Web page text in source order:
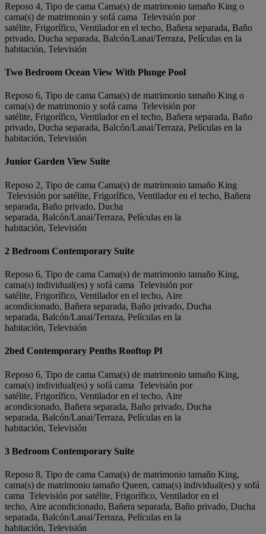
Reposo 4, Tipo de cama Cama(s) de matrimonio tamaño King o
cama(s) de matrimonio y sofá cama Televisión por
satélite, Frigorífico, Ventilador en el techo, Bañera separada, Baño
privado, Ducha separada, Balcón/Lanai/Terraza, Películas en la
habitación, Televisión
Two Bedroom Ocean View With Plunge Pool
Reposo 6, Tipo de cama Cama(s) de matrimonio tamaño King o
cama(s) de matrimonio y sofá cama Televisión por
satélite, Frigorífico, Ventilador en el techo, Bañera separada, Baño
privado, Ducha separada, Balcón/Lanai/Terraza, Películas en la
habitación, Televisión
Junior Garden View Suite
Reposo 2, Tipo de cama Cama(s) de matrimonio tamaño King
Televisión por satélite, Frigorífico, Ventilador en el techo, Bañera
separada, Baño privado, Ducha
separada, Balcón/Lanai/Terraza, Películas en la
habitación, Televisión
2 Bedroom Contemporary Suite
Reposo 6, Tipo de cama Cama(s) de matrimonio tamaño King,
cama(s) individual(es) y sofá cama Televisión por
satélite, Frigorífico, Ventilador en el techo, Aire
acondicionado, Bañera separada, Baño privado, Ducha
separada, Balcón/Lanai/Terraza, Películas en la
habitación, Televisión
2bed Contemporary Penths Rooftop Pl
Reposo 6, Tipo de cama Cama(s) de matrimonio tamaño King,
cama(s) individual(es) y sofá cama Televisión por
satélite, Frigorífico, Ventilador en el techo, Aire
acondicionado, Bañera separada, Baño privado, Ducha
separada, Balcón/Lanai/Terraza, Películas en la
habitación, Televisión
3 Bedroom Contemporary Suite
Reposo 8, Tipo de cama Cama(s) de matrimonio tamaño King,
cama(s) de matrimonio tamaño Queen, cama(s) individual(es) y sofá
cama Televisión por satélite, Frigorífico, Ventilador en el
techo, Aire acondicionado, Bañera separada, Baño privado, Ducha
separada, Balcón/Lanai/Terraza, Películas en la
habitación, Televisión